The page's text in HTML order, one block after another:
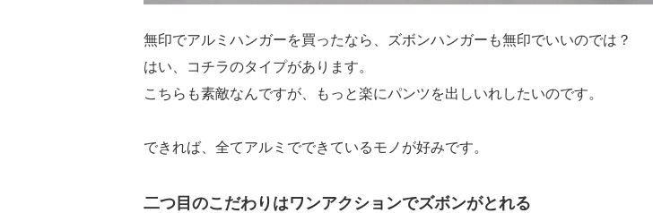
無印でアルミハンガーを買ったなら、ズボンハンガーも無印でいいのでは？
はい、コチラのタイプがあります。
こちらも素敵なんですが、もっと楽にパンツを出しいれしたいのです。
できれば、全てアルミでできているモノが好みです。
二つ目のこだわりはワンアクションでズボンがとれる